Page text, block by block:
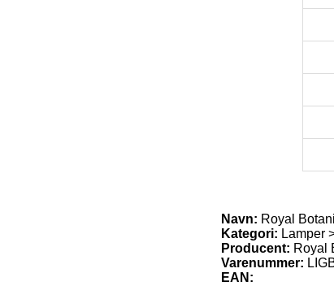
Navn: Royal
Kategori: Lamper
Producent: Royal
Varenummer:
EAN: